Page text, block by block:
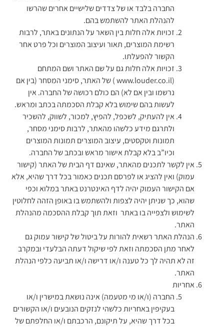
החברה בלבד או של צדדים שלישיים אחרים שהרשו
להנהלת האתר להשתמש בהם.
זכויות אלה חלות בין השאר על הנתונים באתר, לרבות
רשימת המוצרים, תאור ועיצוב המוצרים וכל פרט אחר
הקשור להפעלתו.
זכויות אלה חלות גם על שם האתר ושם המתחם
(www.louder.co.il ) של האתר, סימני המסחר (בין אם
נרשמו ובין אם לא) הם כולם רכושה של החברה. אין
לעשות בהם שימוש בלא קבלת הסכמתה בכתב ומראש.
אין להעתיק, לשכפל, להפיץ, למכור, לשווק, להשכיר
ולתרגם מידע כלשהו מהאתר, לרבות סימני מסחר,
תמונות וטקסטים, עיצוב המוצרים תמונות המוצרים
וכיו”ב בלא קבלת אישור מראש ובכתב של החברה.
אין לקשר לתכנים מהאתר, שאינם דף הבית של האתר (קישור
עמוק) ואין להציג או לפרסם תכנים כאמור בכל דרך שהיא, אלא
אם הקישור העמוק יהיה לדף האינטרנט באתר במלוא וכפי
שהוא, כך שניתן יהיה לצפות ולהשתמש בו באופן הזהה לחלוטין
לשימוש ולצפייה בו באתר וזאת תוך קבלת ההסכמה מהנהלת
האתר.
הנהלת האתר רשאית להורות על ביטול של קישור עמוק גם
לאחר מתן הסכמתה וזאת לפי שיקול דעתה הבלעדי ובמקרב
זה לא תהיה לך כל טענה ו/או דרישה ו/או תביעה כלפי הנהלת
האתר.
אחריות
החברה (ו/או מי מטעמה) אינה נושאת במישרין ו/או
בעקיפין באחריות כלשהי לנזקים הנובעים ו/או הקשורים
בכל דרך שהיא, על תיקונם, הרכבתם ו/או החלפתם של